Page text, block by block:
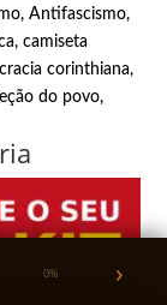
,Antifascismo,
,camiseta
corinthiana,
do povo,
0% ›